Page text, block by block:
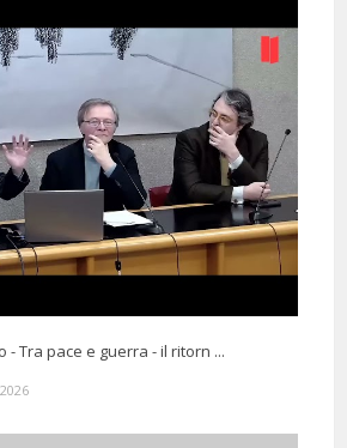
Tra pace e guerra - il ritorn ...